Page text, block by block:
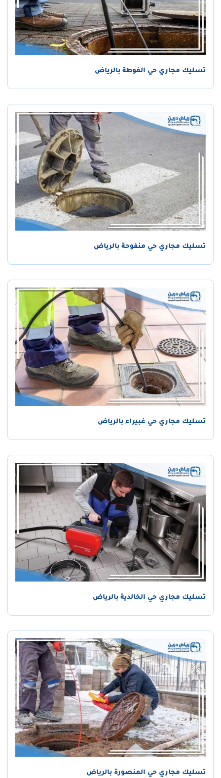
تسليك مجاري حي الفوطة بالرياض
تسليك مجاري حي منفوحة بالرياض
تسليك مجاري حي غبيراء بالرياض
تسليك مجاري حي الخالدية بالرياض
تسليك مجاري حي المنصورة بالرياض